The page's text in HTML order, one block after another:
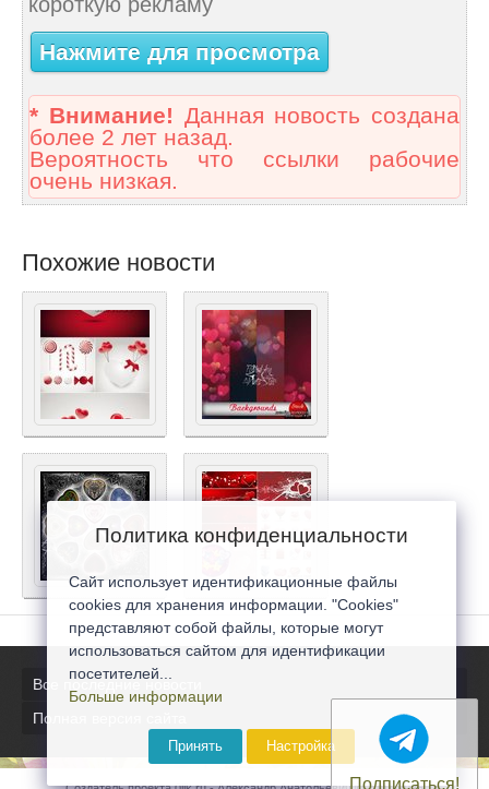
Нажмите для просмотра
* Внимание! Данная новость создана
более 2 лет назад.
Вероятность что ссылки рабочие
очень низкая.
Похожие новости
Все последние новости
Полная версия сайта
Подписаться!
Политика конфиденциальности
Сайт использует идентификационные файлы
cookies для хранения информации. "Cookies"
представляют собой файлы, которые могут
использоваться сайтом для идентификации
посетителей...
Больше информации
Принять Настройка